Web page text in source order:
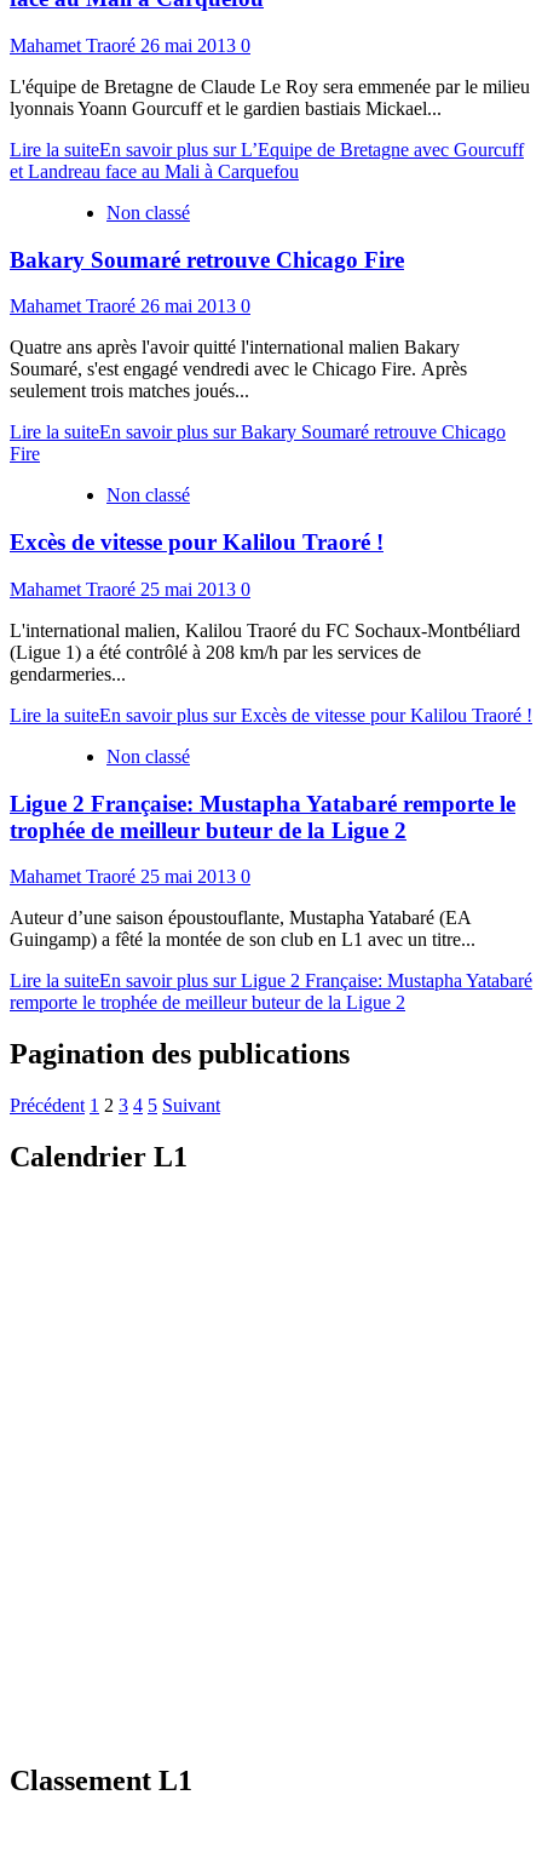
Mahamet Traoré 26 mai 2013 0
L'équipe de Bretagne de Claude Le Roy sera emmenée par le milieu
lyonnais Yoann Gourcuff et le gardien bastiais Mickael...
Lire la suiteEn savoir plus sur L’Equipe de Bretagne avec Gourcuff
et Landreau face au Mali à Carquefou
Non classé
Bakary Soumaré retrouve Chicago Fire
Mahamet Traoré 26 mai 2013 0
Quatre ans après l'avoir quitté l'international malien Bakary
Soumaré, s'est engagé vendredi avec le Chicago Fire. Après
seulement trois matches joués...
Lire la suiteEn savoir plus sur Bakary Soumaré retrouve Chicago
Fire
Non classé
Excès de vitesse pour Kalilou Traoré !
Mahamet Traoré 25 mai 2013 0
L'international malien, Kalilou Traoré du FC Sochaux-Montbéliard
(Ligue 1) a été contrôlé à 208 km/h par les services de
gendarmeries...
Lire la suiteEn savoir plus sur Excès de vitesse pour Kalilou Traoré !
Non classé
Ligue 2 Française: Mustapha Yatabaré remporte le
trophée de meilleur buteur de la Ligue 2
Mahamet Traoré 25 mai 2013 0
Auteur d’une saison époustouflante, Mustapha Yatabaré (EA
Guingamp) a fêté la montée de son club en L1 avec un titre...
Lire la suiteEn savoir plus sur Ligue 2 Française: Mustapha Yatabaré
remporte le trophée de meilleur buteur de la Ligue 2
Pagination des publications
Précédent 1 2 3 4 5 Suivant
Calendrier L1
Classement L1